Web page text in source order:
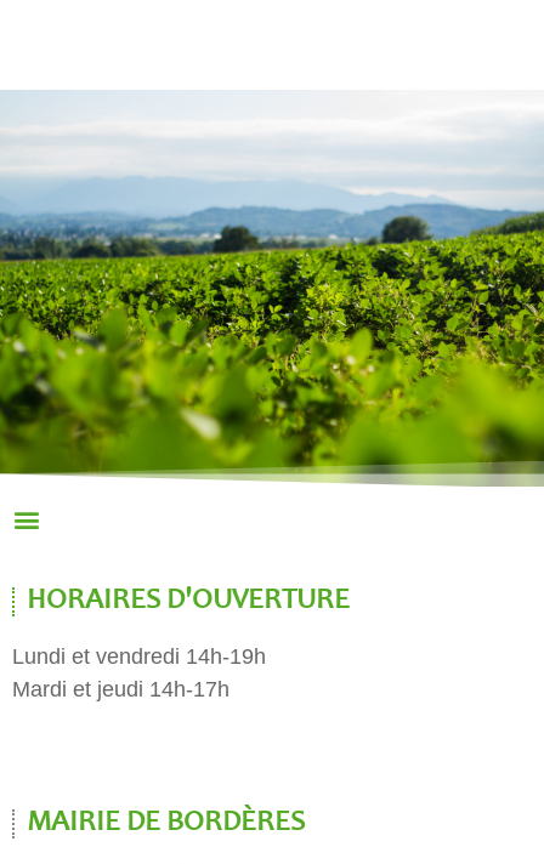
HORAIRES D'OUVERTURE
Lundi et vendredi 14h-19h
Mardi et jeudi 14h-17h
MAIRIE DE BORDÈRES